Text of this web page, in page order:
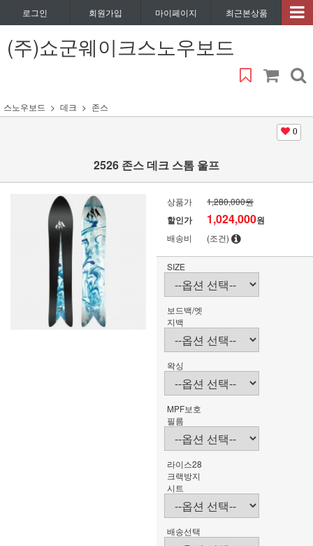
로그인 회원가입 마이페이지 최근본상품
(주)쇼군웨이크스노우보드
스노우보드 데크 존스
0
2526 존스 데크 스톰 울프
상품가 1,280,000원
할인가 1,024,000원
배송비 (조건)
SIZE
보드백/엣
지백
왁싱
MPF보호
필름
라이스28
크랙방지
시트
배송선택